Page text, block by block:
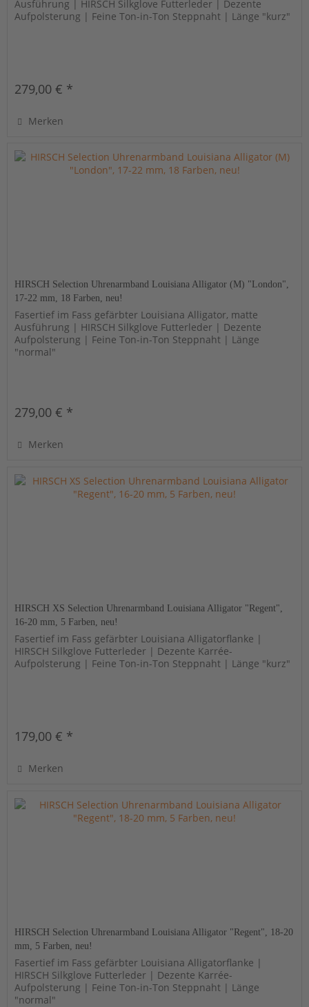
Ausführung | HIRSCH Silkglove Futterleder | Dezente
Aufpolsterung | Feine Ton-in-Ton Steppnaht | Länge "kurz"
279,00 € *
Merken
HIRSCH Selection Uhrenarmband Louisiana Alligator (M) "London",
17-22 mm, 18 Farben, neu!
Fasertief im Fass gefärbter Louisiana Alligator, matte
Ausführung | HIRSCH Silkglove Futterleder | Dezente
Aufpolsterung | Feine Ton-in-Ton Steppnaht | Länge
"normal"
279,00 € *
Merken
HIRSCH XS Selection Uhrenarmband Louisiana Alligator "Regent",
16-20 mm, 5 Farben, neu!
Fasertief im Fass gefärbter Louisiana Alligatorflanke |
HIRSCH Silkglove Futterleder | Dezente Karrée-
Aufpolsterung | Feine Ton-in-Ton Steppnaht | Länge "kurz"
179,00 € *
Merken
HIRSCH Selection Uhrenarmband Louisiana Alligator "Regent", 18-20
mm, 5 Farben, neu!
Fasertief im Fass gefärbter Louisiana Alligatorflanke |
HIRSCH Silkglove Futterleder | Dezente Karrée-
Aufpolsterung | Feine Ton-in-Ton Steppnaht | Länge
"normal"